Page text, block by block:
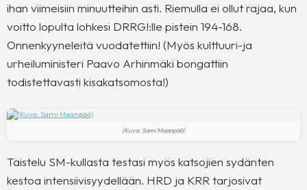
ihan viimeisiin minuutteihin asti. Riemulla ei ollut rajaa, kun
voitto lopulta lohkesi DRRG!:lle pistein 194-168.
Onnenkyyneleitä vuodatettiin! (Myös kulttuuri-ja
urheiluministeri Paavo Arhinmäki bongattiin
todistettavasti kisakatsomosta!)
(Kuva: Sami Maanpää)
Taistelu SM-kullasta testasi myös katsojien sydänten
kestoa intensiivisyydellään. HRD ja KRR tarjosivat